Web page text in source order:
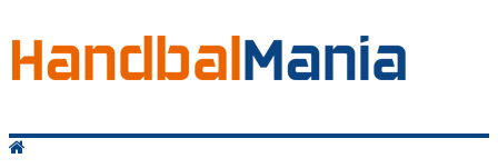
Handbal